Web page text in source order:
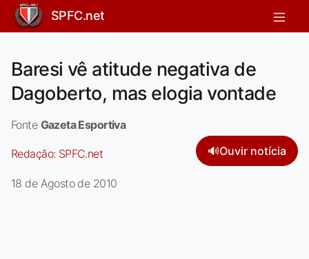
SPFC.net
Baresi vê atitude negativa de
Dagoberto, mas elogia vontade
Fonte Gazeta Esportiva
Redação: SPFC.net 🔊Ouvir notícia
18 de Agosto de 2010